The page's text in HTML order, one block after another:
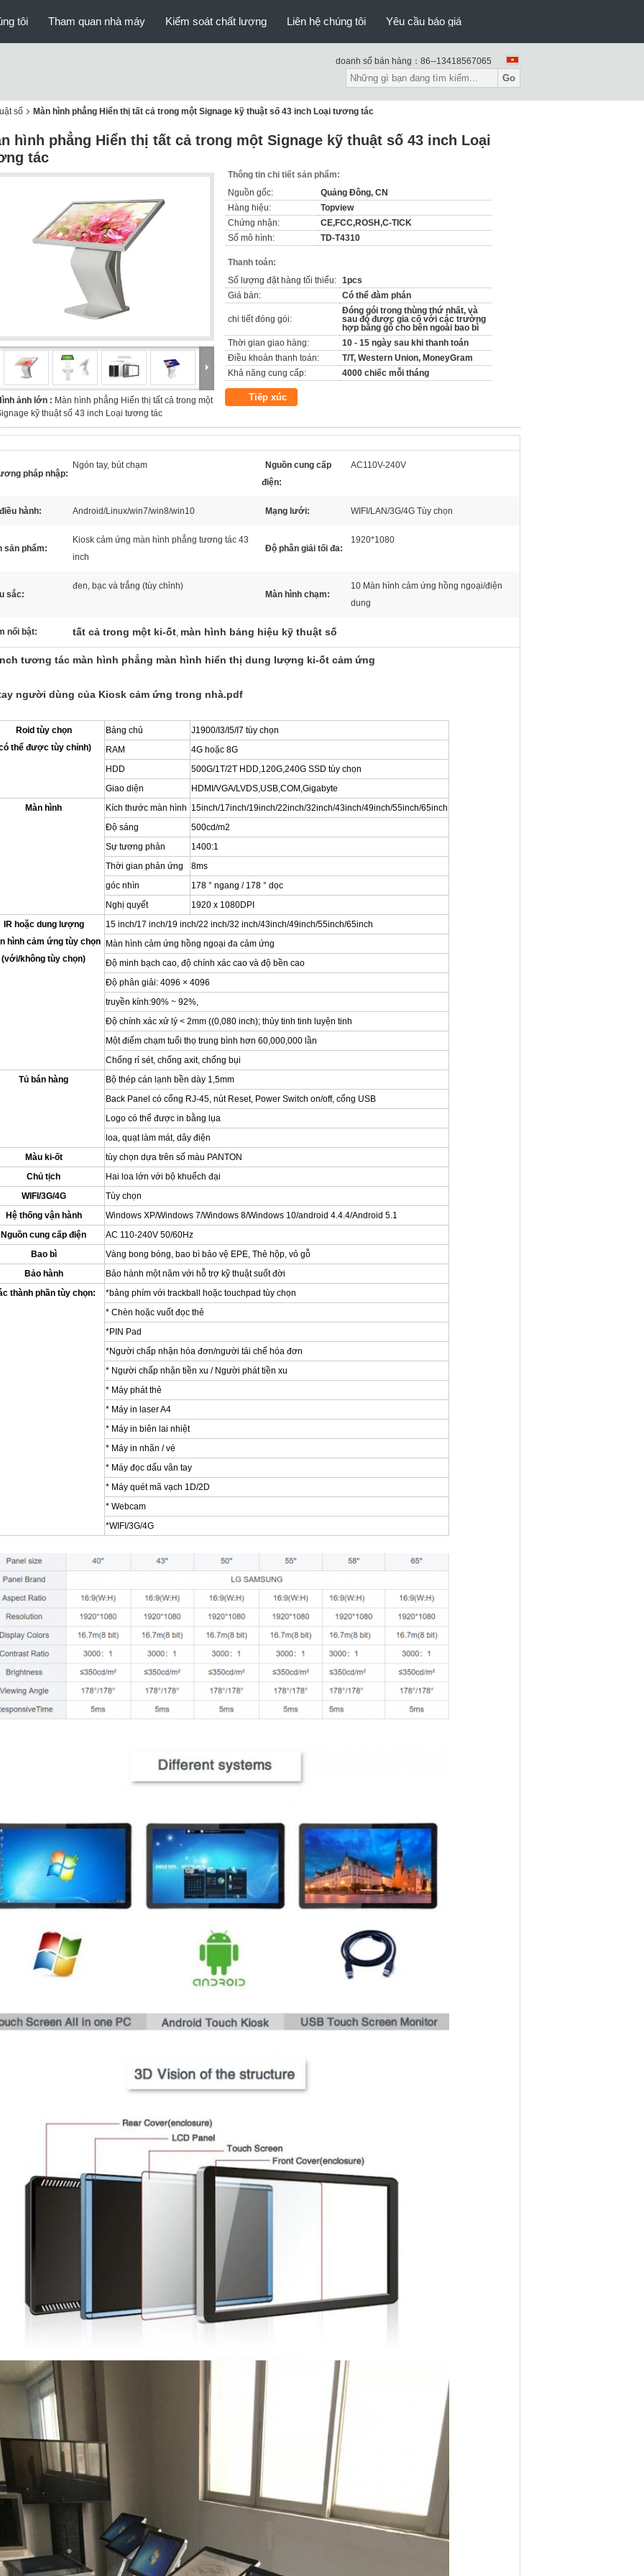
tôi Tham quan nhà máy Kiểm soát chất lượng Liên hệ chúng tôi Yêu cầu báo giá
doanh số bán hàng： 86--13418567065
Go
số Màn hình phẳng Hiển thị tất cả trong một Signage kỹ thuật số 43 inch Loại tương tác
hình phẳng Hiển thị tất cả trong một Signage kỹ thuật số 43 inch Loại
tác
ảnh lớn : Màn hình phẳng Hiển thị tất cả trong một
kỹ thuật số 43 inch Loại tương tác
Thông tin chi tiết sản phẩm:
Nguồn gốc:
Quảng Đông, CN
Hàng hiệu:
Topview
Chứng nhận:
CE,FCC,ROSH,C-TICK
Số mô hình:
TD-T4310
Thanh toán:
Số lượng đặt hàng tối thiểu: 1pcs
Giá bán:
Có thể đàm phán
chi tiết đóng gói:
Đóng gói trong thùng thứ nhất, và
sau đó được gia cố với các trường
hợp bằng gỗ cho bên ngoài bao bì
Thời gian giao hàng:
10 - 15 ngày sau khi thanh toán
Điều khoản thanh toán:
T/T, Western Union, MoneyGram
Khả năng cung cấp:
4000 chiếc mỗi tháng
Tiếp xúc
pháp nhập:
Ngón tay, bút chạm
Nguồn cung cấp
điện:
AC110V-240V
hành: Android/Linux/win7/win8/win10 Mạng lưới: WIFI/LAN/3G/4G Tùy chọn
sản phẩm:
Kiosk cảm ứng màn hình phẳng tương tác 43
inch
Độ phân giải tối đa:
1920*1080
sắc:
đen, bạc và trắng (tùy chỉnh)
Màn hình chạm:
10 Màn hình cảm ứng hồng ngoại/điện
dung
nổi bật: tất cả trong một ki-ốt, màn hình bảng hiệu kỹ thuật số
tương tác màn hình phẳng màn hình hiển thị dung lượng ki-ốt cảm ứng
người dùng của Kiosk cảm ứng trong nhà.pdf
Roid tùy chọn
thể được tùy chỉnh)
Bảng chủ
J1900/I3/I5/I7 tùy chọn
RAM
4G hoặc 8G
HDD
500G/1T/2T HDD,120G,240G SSD tùy chọn
Giao diện
HDMI/VGA/LVDS,USB,COM,Gigabyte
Màn hình
Kích thước màn hình 15inch/17inch/19inch/22inch/32inch/43inch/49inch/55inch/65inch
Độ sáng
500cd/m2
Sự tương phản
1400:1
Thời gian phản ứng
8ms
góc nhìn
178 ° ngang / 178 ° dọc
Nghị quyết
1920 x 1080DPI
IR hoặc dung lượng
hình cảm ứng tùy chọn
(với/không tùy chọn)
15 inch/17 inch/19 inch/22 inch/32 inch/43inch/49inch/55inch/65inch
Màn hình cảm ứng hồng ngoại đa cảm ứng
Độ minh bạch cao, độ chính xác cao và độ bền cao
Độ phân giải: 4096 × 4096
truyền kính:90% ~ 92%,
Độ chính xác xử lý < 2mm ((0,080 inch); thủy tinh tinh luyện tinh
Một điểm chạm tuổi thọ trung bình hơn 60,000,000 lần
Chống rỉ sét, chống axit, chống bụi
Tủ bán hàng
Bộ thép cán lạnh bền dày 1,5mm
Back Panel có cổng RJ-45, nút Reset, Power Switch on/off, cổng USB
Logo có thể được in bằng lụa
loa, quạt làm mát, dây điện
Màu ki-ốt
tùy chọn dựa trên số màu PANTON
Chủ tịch
Hai loa lớn với bộ khuếch đại
WIFI/3G/4G
Tùy chọn
Hệ thống vận hành
Windows XP/Windows 7/Windows 8/Windows 10/android 4.4.4/Android 5.1
Nguồn cung cấp điện
AC 110-240V 50/60Hz
Bao bì
Vàng bong bóng, bao bì bảo vệ EPE, Thẻ hộp, vỏ gỗ
Bảo hành
Bảo hành một năm với hỗ trợ kỹ thuật suốt đời
thành phần tùy chọn:
*bảng phím với trackball hoặc touchpad tùy chọn
* Chèn hoặc vuốt đọc thẻ
*PIN Pad
*Người chấp nhận hóa đơn/người tái chế hóa đơn
* Người chấp nhận tiền xu / Người phát tiền xu
* Máy phát thẻ
* Máy in laser A4
* Máy in biên lai nhiệt
* Máy in nhãn / vé
* Máy đọc dấu vân tay
* Máy quét mã vạch 1D/2D
* Webcam
*WIFI/3G/4G